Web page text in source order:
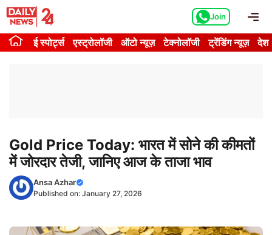
Skip
content
Join
ई स्पोर्ट्स एस्ट्रोलॉजी ऑटो न्यूज़ टेक्नोलॉजी ट्रेंडिंग न्यूज़ देश
Gold Price Today: भारत में सोने की कीमतों
में जोरदार तेजी, जानिए आज के ताजा भाव
Ansa Azhar
Published on: January 27, 2026